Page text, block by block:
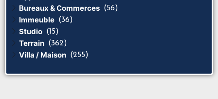
Bureaux & Commerces (56)
Immeuble (36)
Studio (15)
Terrain (362)
Villa / Maison (255)